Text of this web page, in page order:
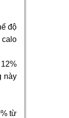
độ
calo
này
từ